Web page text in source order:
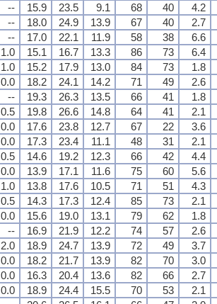
-- 15.9 23.5 9.1 68 40 4.2
-- 18.0 24.9 13.9 67 40 2.7
-- 17.0 22.1 11.9 58 38 6.6
1.0 15.1 16.7 13.3 86 73 6.4
1.0 15.2 17.9 13.0 84 73 1.8
0.0 18.2 24.1 14.2 71 49 2.6
-- 19.3 26.3 13.5 66 41 1.8
0.5 19.8 26.6 14.8 64 41 2.1
0.0 17.6 23.8 12.7 67 22 3.6
0.0 17.3 23.4 11.1 48 31 2.1
0.5 14.6 19.2 12.3 66 42 4.4
0.0 13.9 17.1 11.6 75 60 5.6
1.0 13.8 17.6 10.5 71 51 4.3
0.5 14.3 17.3 12.4 85 73 2.1
0.0 15.6 19.0 13.1 79 62 1.8
-- 16.9 21.9 12.2 74 57 2.6
2.0 18.9 24.7 13.9 72 49 3.7
0.0 18.2 21.7 13.9 82 70 3.0
0.0 16.3 20.4 13.6 82 66 2.7
0.0 18.9 24.4 15.5 70 53 2.1